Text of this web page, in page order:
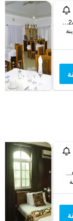
2A Pine Street, Dansoman, أكرا, غانا
Lokko Road Off The Oxford Street, أكرا, غانا